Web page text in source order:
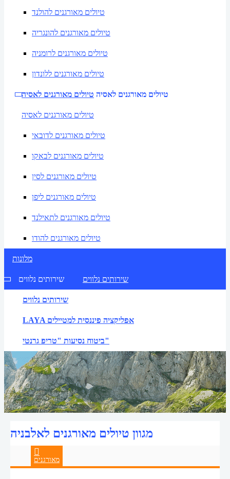
טיולים מאורגנים להולנד
טיולים מאורגנים להונגריה
טיולים מאורגנים לרומניה
טיולים מאורגנים ללונדון
טיולים מאורגנים לאסיה טיולים מאורגנים לאסיה
טיולים מאורגנים לאסיה
טיולים מאורגנים לדובאי
טיולים מאורגנים לבאקו
טיולים מאורגנים לסין
טיולים מאורגנים ליפן
טיולים מאורגנים לתאילנד
טיולים מאורגנים להודו
מלונות
שירותים נלווים שירותים נלווים
שירותים נלווים
LAYA אפליקציה פיננסית למטיילים
ביטוח נסיעות "טריפ גרנטי"
מאורגנים
מגוון טיולים מאורגנים לאלבניה